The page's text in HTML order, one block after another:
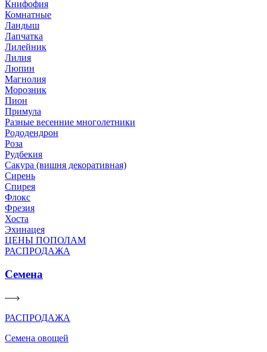
Книфофия
Комнатные
Ландыш
Лапчатка
Лилейник
Лилия
Люпин
Магнолия
Морозник
Пион
Примула
Разные весенние многолетники
Рододендрон
Роза
Рудбекия
Сакура (вишня декоративная)
Сирень
Спирея
Флокс
Фрезия
Хоста
Эхинацея
ЦЕНЫ ПОПОЛАМ
РАСПРОДАЖА
Семена
РАСПРОДАЖА
Семена овощей